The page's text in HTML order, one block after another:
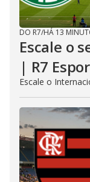
DO R7/HÁ 13
Escale o
| R7
Escale o